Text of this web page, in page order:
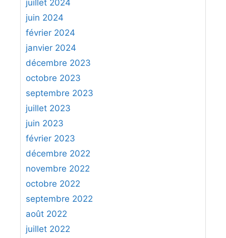
juillet 2024
juin 2024
février 2024
janvier 2024
décembre 2023
octobre 2023
septembre 2023
juillet 2023
juin 2023
février 2023
décembre 2022
novembre 2022
octobre 2022
septembre 2022
août 2022
juillet 2022